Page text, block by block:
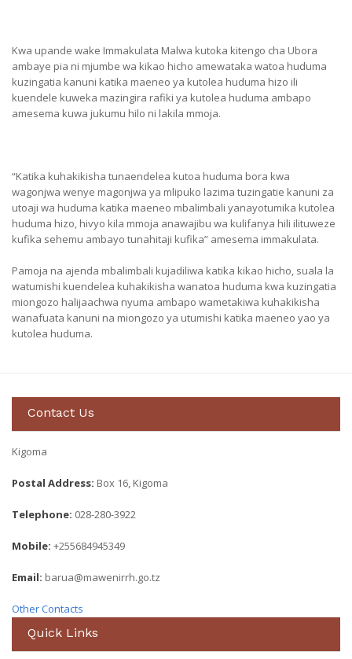
Kwa upande wake Immakulata Malwa kutoka kitengo cha Ubora
ambaye pia ni mjumbe wa kikao hicho amewataka watoa huduma
kuzingatia kanuni katika maeneo ya kutolea huduma hizo ili
kuendele kuweka mazingira rafiki ya kutolea huduma ambapo
amesema kuwa jukumu hilo ni lakila mmoja.
“Katika kuhakikisha tunaendelea kutoa huduma bora kwa
wagonjwa wenye magonjwa ya mlipuko lazima tuzingatie kanuni za
utoaji wa huduma katika maeneo mbalimbali yanayotumika kutolea
huduma hizo, hivyo kila mmoja anawajibu wa kulifanya hili ilituweze
kufika sehemu ambayo tunahitaji kufika” amesema immakulata.
Pamoja na ajenda mbalimbali kujadiliwa katika kikao hicho, suala la
watumishi kuendelea kuhakikisha wanatoa huduma kwa kuzingatia
miongozo halijaachwa nyuma ambapo wametakiwa kuhakikisha
wanafuata kanuni na miongozo ya utumishi katika maeneo yao ya
kutolea huduma.
Contact Us
Kigoma
Postal Address: Box 16, Kigoma
Telephone: 028-280-3922
Mobile: +255684945349
Email: barua@mawenirrh.go.tz
Other Contacts
Quick Links